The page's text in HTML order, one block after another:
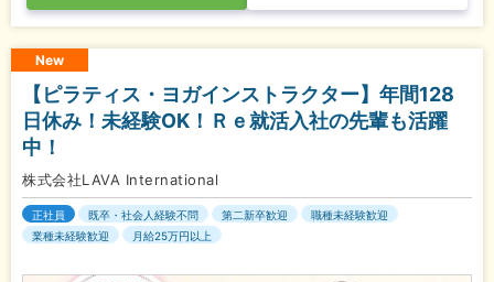
New
【ピラティス・ヨガインストラクター】年間128
日休み！未経験OK！Ｒｅ就活入社の先輩も活躍
中！
株式会社LAVA International
正社員 既卒・社会人経験不問 第二新卒歓迎
職種未経験歓迎
業種未経験歓迎
月給25万円以上